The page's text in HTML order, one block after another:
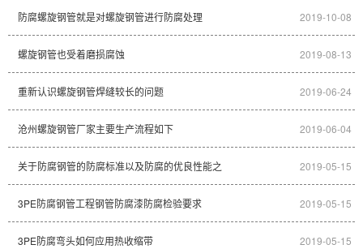
防腐螺旋钢管就是对螺旋钢管进行防腐处理 2019-10-08
螺旋钢管也受着磨损腐蚀 2019-08-13
重新认识螺旋钢管焊缝较长的问题 2019-06-24
沧州螺旋钢管厂家主要生产流程如下 2019-06-04
关于防腐钢管的防腐标准以及防腐的优良性能之 2019-05-15
3PE防腐钢管工程钢管防腐漆防腐检验要求 2019-05-15
3PE防腐弯头如何应用热收缩带 2019-05-15